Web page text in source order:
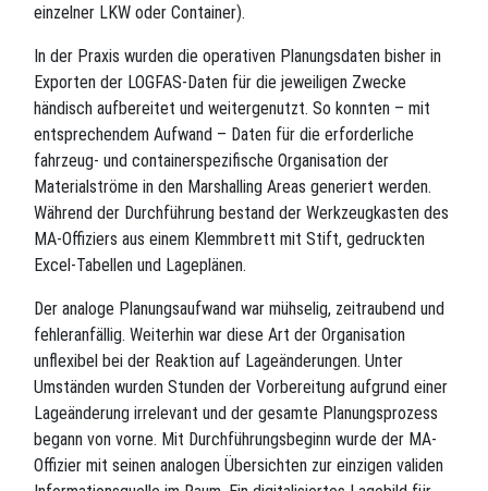
einzelner LKW oder Container).
In der Praxis wurden die operativen Planungsdaten bisher in
Exporten der LOGFAS-Daten für die jeweiligen Zwecke
händisch aufbereitet und weitergenutzt. So konnten – mit
entsprechendem Aufwand – Daten für die erforderliche
fahrzeug- und containerspezifische Organisation der
Materialströme in den Marshalling Areas generiert werden.
Während der Durchführung bestand der Werkzeugkasten des
MA-Offiziers aus einem Klemmbrett mit Stift, gedruckten
Excel-Tabellen und Lageplänen.
Der analoge Planungsaufwand war mühselig, zeitraubend und
fehleranfällig. Weiterhin war diese Art der Organisation
unflexibel bei der Reaktion auf Lageänderungen. Unter
Umständen wurden Stunden der Vorbereitung aufgrund einer
Lageänderung irrelevant und der gesamte Planungsprozess
begann von vorne. Mit Durchführungsbeginn wurde der MA-
Offizier mit seinen analogen Übersichten zur einzigen validen